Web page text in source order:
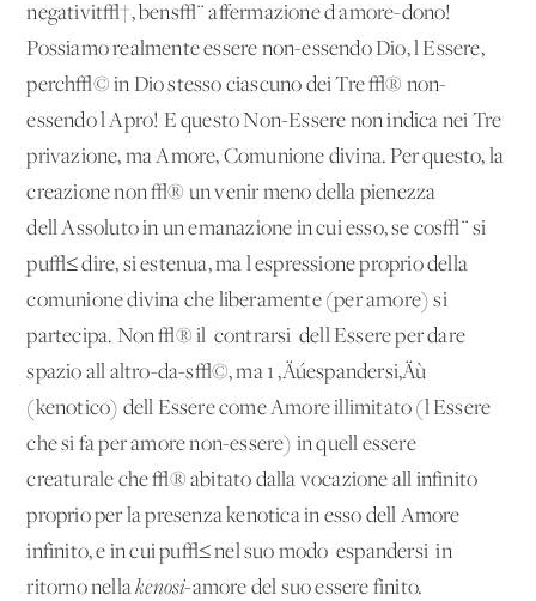
negativit√†, bens√¨ affermazione d'amore-dono!
Possiamo realmente essere non-essendo Dio, l'Essere,
perch√© in Dio stesso ciascuno dei Tre √® non-
essendo l'Apro! E questo Non-Essere non indica nei Tre
privazione, ma Amore, Comunione divina. Per questo, la
creazione non √® un venir meno della pienezza
dell'Assoluto in un'emanazione in cui esso, se cos√¨ si
pu√≤ dire, si estenua, ma l'espressione proprio della
comunione divina che liberamente (per amore) si
partecipa. Non √® il 'contrarsi' dell'Essere per dare
spazio all'altro-da-s√©, ma 1'‚Äúespandersi‚Äù
(kenotico) dell'Essere come Amore illimitato (l'Essere
che si fa per amore non-essere) in quell'essere
creaturale che √® abitato dalla vocazione all'infinito
proprio per la presenza kenotica in esso dell'Amore
infinito, e in cui pu√≤ nel suo modo 'espandersi' in
ritorno nellakenosi-amore del suo essere finito.